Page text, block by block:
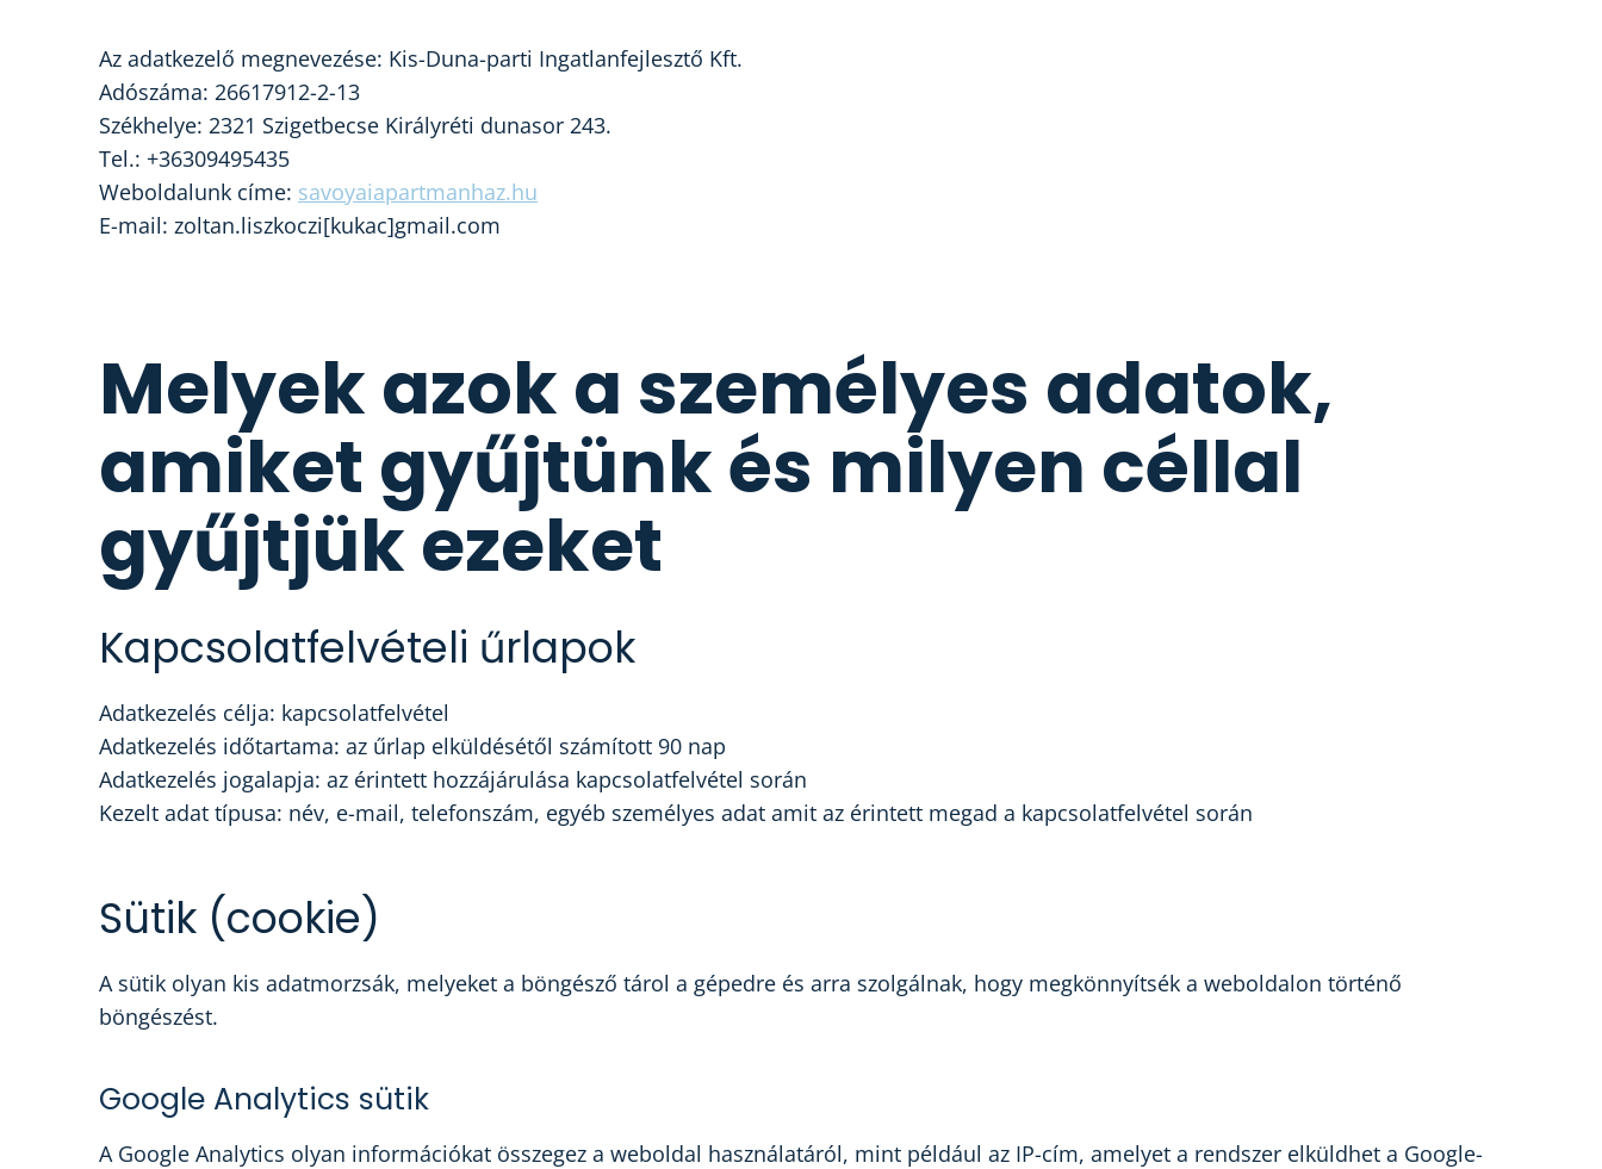
Az adatkezelő megnevezése: Kis-Duna-parti Ingatlanfejlesztő Kft.
Adószáma: 26617912-2-13
Székhelye: 2321 Szigetbecse Királyréti dunasor 243.
Tel.: +36309495435
Weboldalunk címe: savoyaiapartmanhaz.hu
E-mail: zoltan.liszkoczi[kukac]gmail.com
Melyek azok a személyes adatok,
amiket gyűjtünk és milyen céllal
gyűjtjük ezeket
Kapcsolatfelvételi űrlapok
Adatkezelés célja: kapcsolatfelvétel
Adatkezelés időtartama: az űrlap elküldésétől számított 90 nap
Adatkezelés jogalapja: az érintett hozzájárulása kapcsolatfelvétel során
Kezelt adat típusa: név, e-mail, telefonszám, egyéb személyes adat amit az érintett megad a kapcsolatfelvétel során
Sütik (cookie)
A sütik olyan kis adatmorzsák, melyeket a böngésző tárol a gépedre és arra szolgálnak, hogy megkönnyítsék a weboldalon történő
böngészést.
Google Analytics sütik
A Google Analytics olyan információkat összegez a weboldal használatáról, mint például az IP-cím, amelyet a rendszer elküldhet a Google-